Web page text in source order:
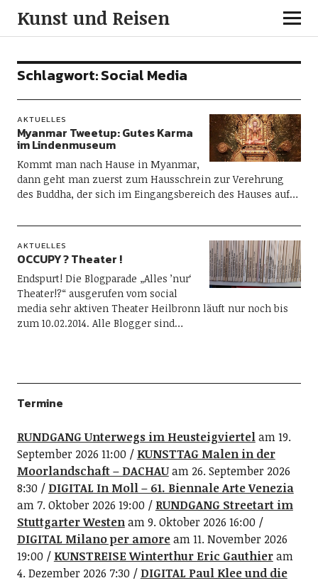
Kunst und Reisen
Schlagwort:Social Media
AKTUELLES
Myanmar Tweetup: Gutes Karma
im Lindenmuseum
Kommt man nach Hause in Myanmar,
dann geht man zuerst zum Hausschrein zur Verehrung
des Buddha, der sich im Eingangsbereich des Hauses auf…
AKTUELLES
OCCUPY ? Theater !
Endspurt! Die Blogparade „Alles ’nur‘
Theater!?“ ausgerufen vom social
media sehr aktiven Theater Heilbronn läuft nur noch bis
zum 10.02.2014. Alle Blogger sind…
Termine
RUNDGANG Unterwegs im Heusteigviertelam 19.
September 2026 11:00
KUNSTTAG Malen in der
Moorlandschaft – DACHAUam 26. September 2026
8:30
DIGITAL In Moll – 61. Biennale Arte Venezia
am 7. Oktober 2026 19:00
RUNDGANG Streetart im
Stuttgarter Westenam 9. Oktober 2026 16:00
DIGITAL Milano per amoream 11. November 2026
19:00
KUNSTREISE Winterthur Eric Gauthieram
4. Dezember 2026 7:30
DIGITAL Paul Klee und die